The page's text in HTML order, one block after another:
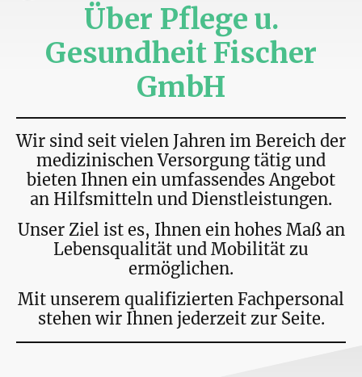
Über Pflege u.
Gesundheit Fischer
GmbH
Wir sind seit vielen Jahren im Bereich der
medizinischen Versorgung tätig und
bieten Ihnen ein umfassendes Angebot
an Hilfsmitteln und Dienstleistungen.
Unser Ziel ist es, Ihnen ein hohes Maß an
Lebensqualität und Mobilität zu
ermöglichen.
Mit unserem qualifizierten Fachpersonal
stehen wir Ihnen jederzeit zur Seite.